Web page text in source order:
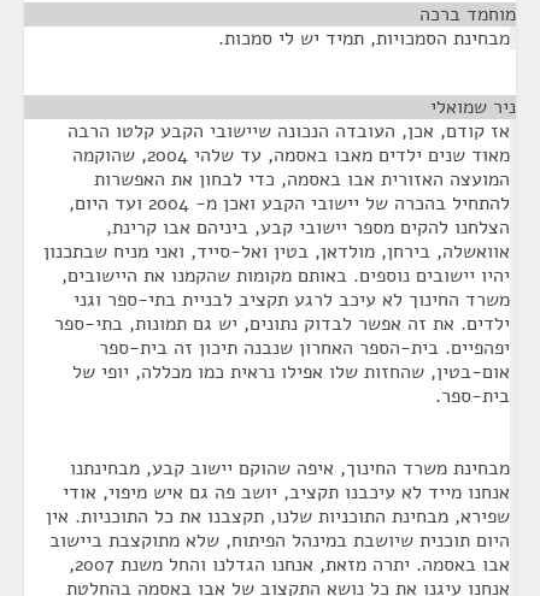
מוחמד ברכה
מבחינת הסמכויות, תמיד יש לי סמכות.
ניר שמואלי
אז קודם, אכן, העובדה הנכונה שיישובי הקבע קלטו הרבה
מאוד שנים ילדים מאבו באסמה, עד שלהי 2004, שהוקמה
המועצה האזורית אבו באסמה, כדי לבחון את האפשרות
להתחיל בהכרה של יישובי הקבע ואכן מ- 2004 ועד היום,
הצלחנו להקים מספר יישובי קבע, ביניהם אבו קרינת,
אוואשלה, בירחן, מולדאן, בטין ואל-סייד, ואני מניח שבתכנון
יהיו יישובים נוספים. באותם מקומות שהקמנו את היישובים,
משרד החינוך לא עיכב לרגע תקציב לבניית בתי-ספר וגני
ילדים. את זה אפשר לבדוק נתונים, יש גם תמונות, בתי-ספר
יפהפיים. בית-הספר האחרון שנבנה תיכון זה בית-ספר
אום-בטין, שהחזות שלו אפילו נראית כמו מכללה, יופי של
בית-ספר.
מבחינת משרד החינוך, איפה שהוקם יישוב קבע, מבחינתנו
אנחנו מייד לא עיכבנו תקציב, יושב פה גם איש מיפוי, אודי
שפירא, מבחינת התוכניות שלנו, תקצבנו את כל התוכניות. אין
היום תוכנית שיושבת במינהל הפיתוח, שלא מתוקצבת ביישוב
אבו באסמה. יתרה מזאת, אנחנו הגדלנו והחל משנת 2007,
אנחנו עיגנו את כל נושא התקצוב של אבו באסמה בהחלטת